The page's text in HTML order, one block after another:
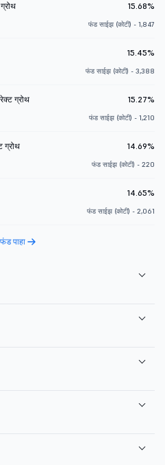
15.68%
फंड साईझ (कोटी) - 1,847
15.45%
फंड साईझ (कोटी) - 3,388
ग्रोथ 15.27%
फंड साईझ (कोटी) - 1,210
ग्रोथ 14.69%
फंड साईझ (कोटी) - 220
14.65%
फंड साईझ (कोटी) - 2,061
पाहा